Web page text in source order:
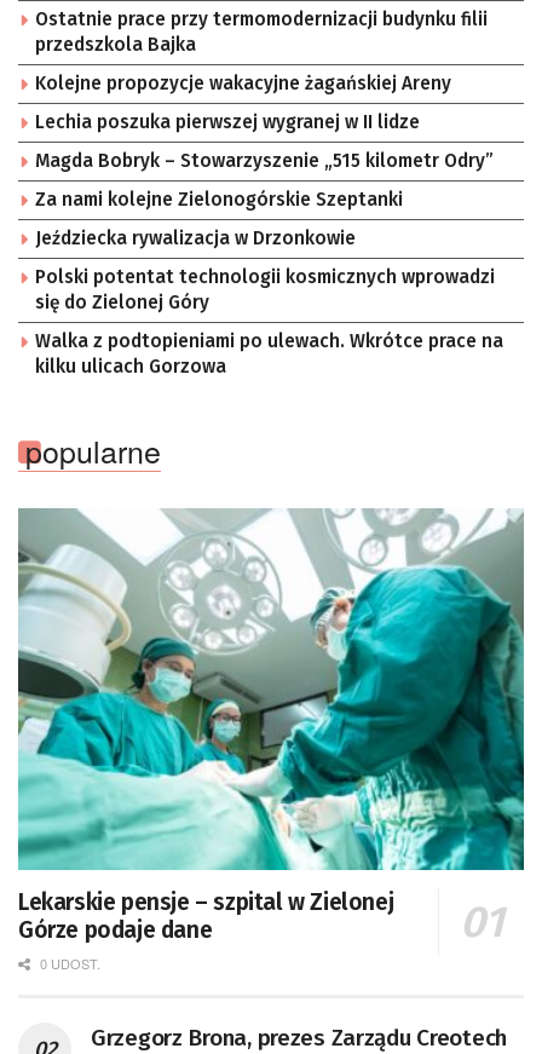
Ostatnie prace przy termomodernizacji budynku filii
przedszkola Bajka
Kolejne propozycje wakacyjne żagańskiej Areny
Lechia poszuka pierwszej wygranej w II lidze
Magda Bobryk – Stowarzyszenie „515 kilometr Odry”
Za nami kolejne Zielonogórskie Szeptanki
Jeździecka rywalizacja w Drzonkowie
Polski potentat technologii kosmicznych wprowadzi
się do Zielonej Góry
Walka z podtopieniami po ulewach. Wkrótce prace na
kilku ulicach Gorzowa
popularne
Lekarskie pensje – szpital w Zielonej
Górze podaje dane
0 UDOST.
Grzegorz Brona, prezes Zarządu Creotech